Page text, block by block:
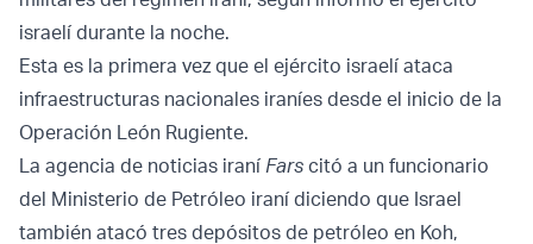
israelí durante la noche.
Esta es la primera vez que el ejército israelí ataca
infraestructuras nacionales iraníes desde el inicio de la
Operación León Rugiente.
La agencia de noticias iraní Fars citó a un funcionario
del Ministerio de Petróleo iraní diciendo que Israel
también atacó tres depósitos de petróleo en Koh,